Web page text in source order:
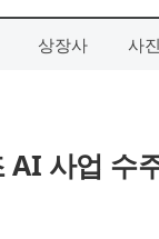
상장사 사진
AI 사업